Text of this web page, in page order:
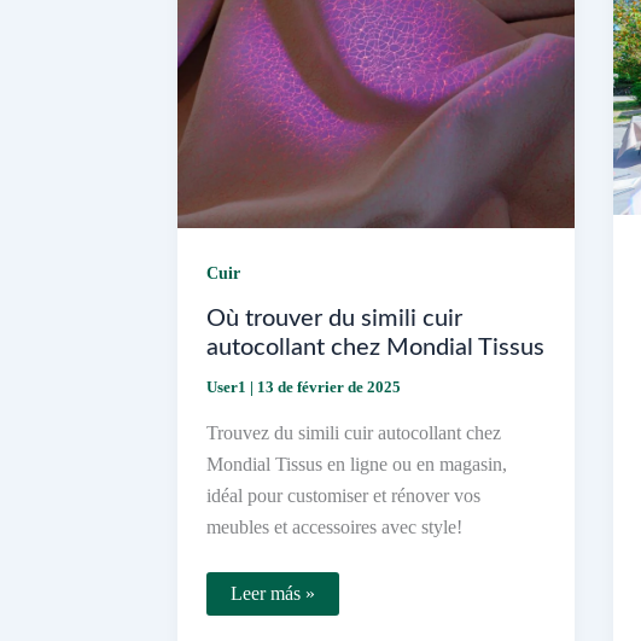
Bordeaux
Cuir
Où trouver du simili cuir
autocollant chez Mondial Tissus
User1 | 13 de février de 2025
Trouvez du simili cuir autocollant chez
Mondial Tissus en ligne ou en magasin,
idéal pour customiser et rénover vos
meubles et accessoires avec style!
Où
trouver
Leer más »